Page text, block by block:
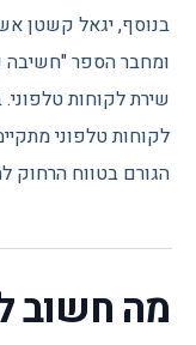
בנוסף, יגאל קשטן
ומחבר הספר "חשיבה
שירת לקוחות
לקוחות טלפוני
הגורם בטווח הרחוק
מה חשוב